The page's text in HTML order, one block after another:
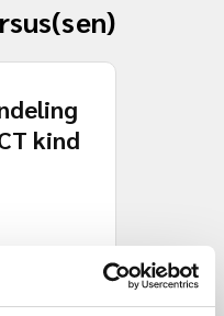
kind